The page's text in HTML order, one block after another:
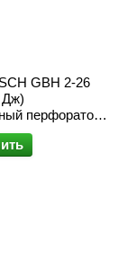
GBH 2-26
Дж)
перфоратор